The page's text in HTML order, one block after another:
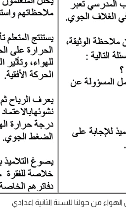
من حولنا للسنة الثانية اعدادي